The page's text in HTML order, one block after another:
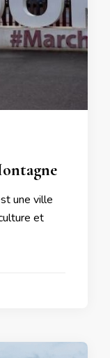
une ville
et